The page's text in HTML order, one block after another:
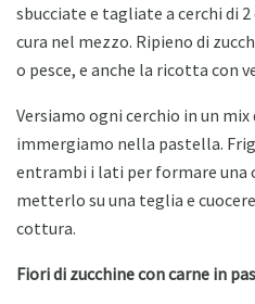
sbucciate e tagliate a cerchi di
cura nel mezzo. Ripieno di
o pesce, e anche la ricotta con
Versiamo ogni cerchio in un mix
immergiamo nella pastella.
entrambi i lati per formare una
metterlo su una teglia e
cottura.
Fiori di zucchine con carne in